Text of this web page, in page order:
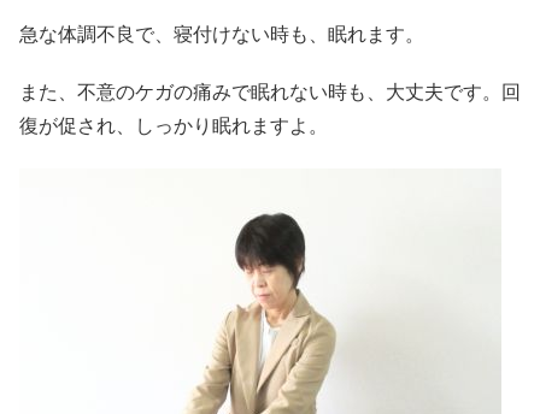
急な体調不良で、寝付けない時も、眠れます。
また、不意のケガの痛みで眠れない時も、大丈夫です。回
復が促され、しっかり眠れますよ。